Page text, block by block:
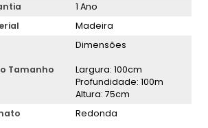
1 Ano
Madeira
Tamanho
Dimensões
Largura: 100cm
Profundidade: 100m
Altura: 75cm
Redonda